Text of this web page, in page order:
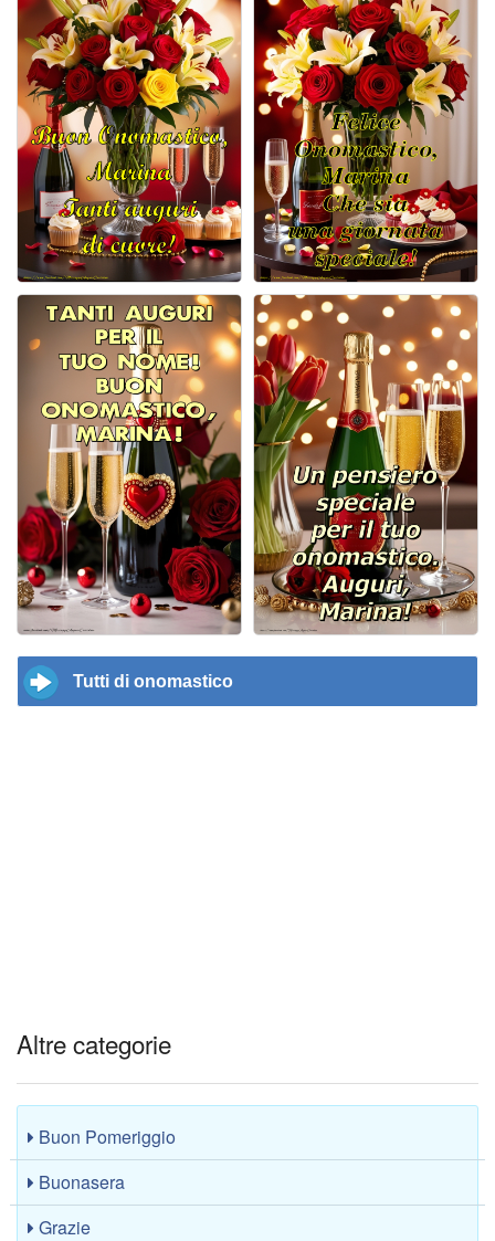
Tutti di onomastico
Altre categorie
Buon Pomeriggio
Buonasera
Grazie